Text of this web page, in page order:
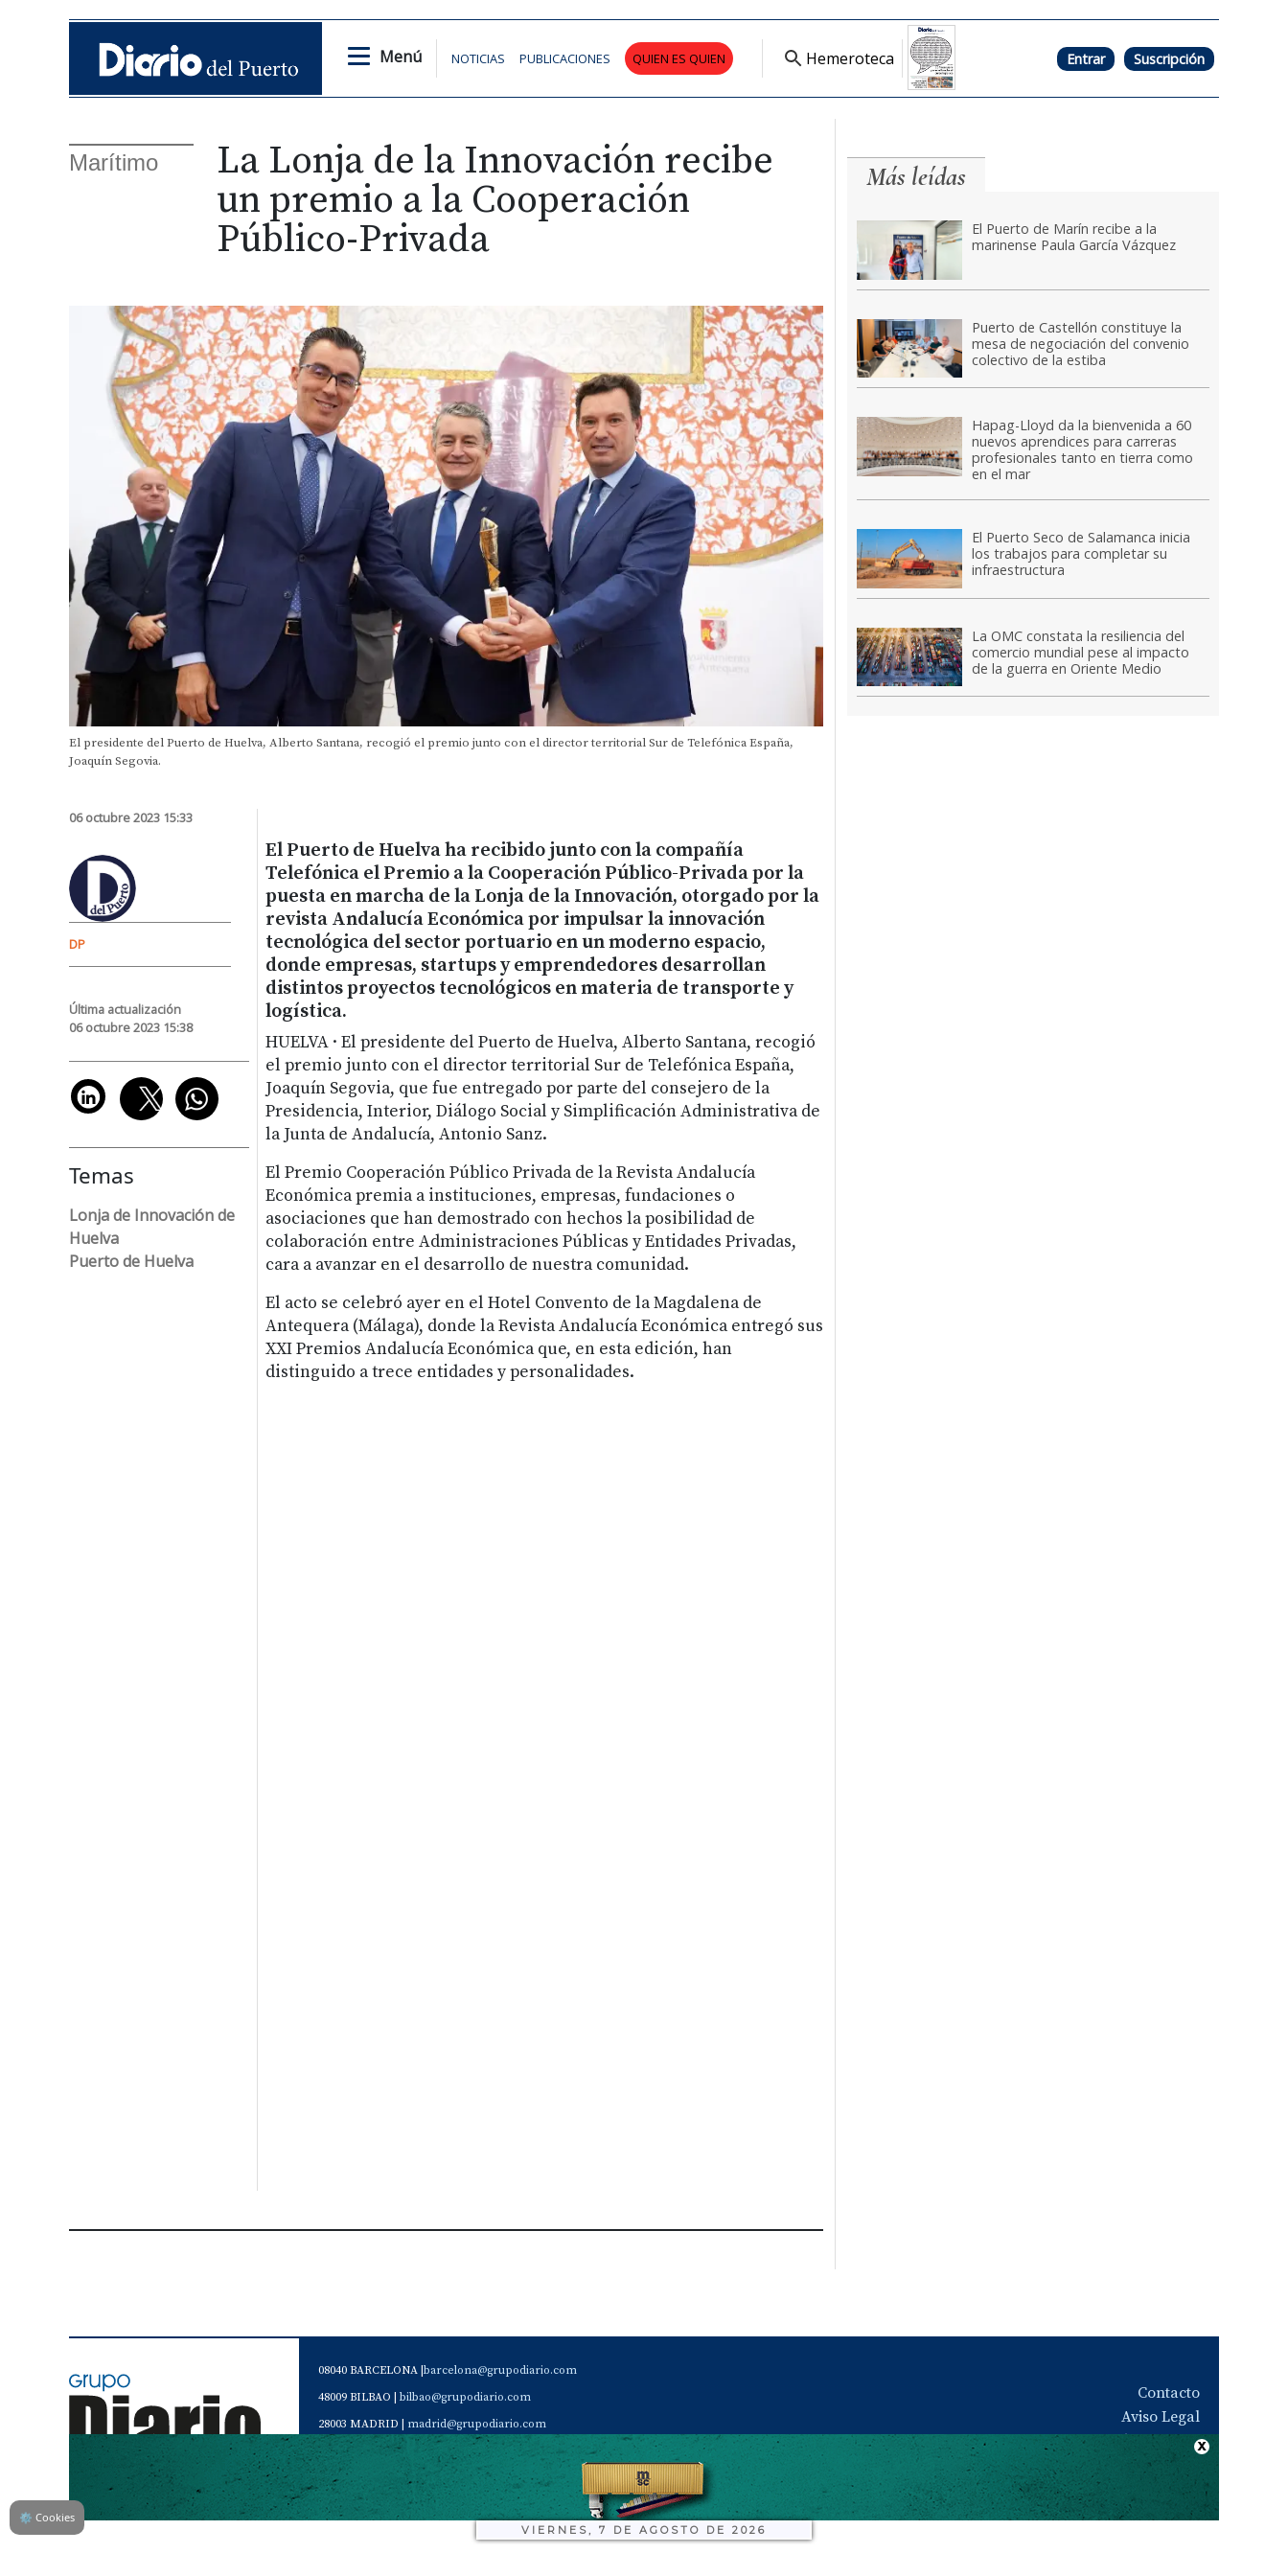
Menú NOTICIAS PUBLICACIONES QUIEN ES QUIEN Hemeroteca Entrar Suscripción
VIERNES, 7 DE AGOSTO DE 2026
Marítimo
La Lonja de la Innovación recibe
un premio a la Cooperación
Público-Privada
El presidente del Puerto de Huelva, Alberto Santana, recogió el premio junto con el director territorial Sur de Telefónica España,
Joaquín Segovia.
06 octubre 2023 15:33
DP
Última actualización
06 octubre 2023 15:38
Temas
Lonja de Innovación de
Huelva
Puerto de Huelva
El Puerto de Huelva ha recibido junto con la compañía
Telefónica el Premio a la Cooperación Público-Privada por la
puesta en marcha de la Lonja de la Innovación, otorgado por la
revista Andalucía Económica por impulsar la innovación
tecnológica del sector portuario en un moderno espacio,
donde empresas, startups y emprendedores desarrollan
distintos proyectos tecnológicos en materia de transporte y
logística.
HUELVA · El presidente del Puerto de Huelva, Alberto Santana, recogió
el premio junto con el director territorial Sur de Telefónica España,
Joaquín Segovia, que fue entregado por parte del consejero de la
Presidencia, Interior, Diálogo Social y Simplificación Administrativa de
la Junta de Andalucía, Antonio Sanz.
El Premio Cooperación Público Privada de la Revista Andalucía
Económica premia a instituciones, empresas, fundaciones o
asociaciones que han demostrado con hechos la posibilidad de
colaboración entre Administraciones Públicas y Entidades Privadas,
cara a avanzar en el desarrollo de nuestra comunidad.
El acto se celebró ayer en el Hotel Convento de la Magdalena de
Antequera (Málaga), donde la Revista Andalucía Económica entregó sus
XXI Premios Andalucía Económica que, en esta edición, han
distinguido a trece entidades y personalidades.
Más leídas
El Puerto de Marín recibe a la
marinense Paula García Vázquez
Puerto de Castellón constituye la
mesa de negociación del convenio
colectivo de la estiba
Hapag-Lloyd da la bienvenida a 60
nuevos aprendices para carreras
profesionales tanto en tierra como
en el mar
El Puerto Seco de Salamanca inicia
los trabajos para completar su
infraestructura
La OMC constata la resiliencia del
comercio mundial pese al impacto
de la guerra en Oriente Medio
08040 BARCELONA | barcelona@grupodiario.com
48009 BILBAO | bilbao@grupodiario.com
28003 MADRID | madrid@grupodiario.com
46120 Alboraya. VALENCIA |
valencia@grupodiario.com
Servicio de Atención al Socio Suscriptor | sas@grupodiario.com
Teléfono de contacto de Diario del Puerto: 96 330 18 32
Contacto
Aviso Legal
Quiénes somos
Política de privacidad
⚙ Cookies